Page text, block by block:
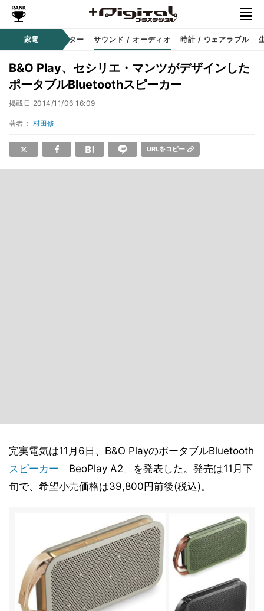
家電プロジェクター サウンド / オーディオ 時計 / ウェアラブル
B&O Play、セシリエ・マンツがデザインした
ポータブルBluetoothスピーカー
掲載日 2014/11/06 16:09
著者： 村田修
URLをコピー
完実電気は11月6日、B&O PlayのポータブルBluetooth
スピーカー 「BeoPlay A2」を発表した。発売は11月下
旬で、希望小売価格は39,800円前後(税込)。